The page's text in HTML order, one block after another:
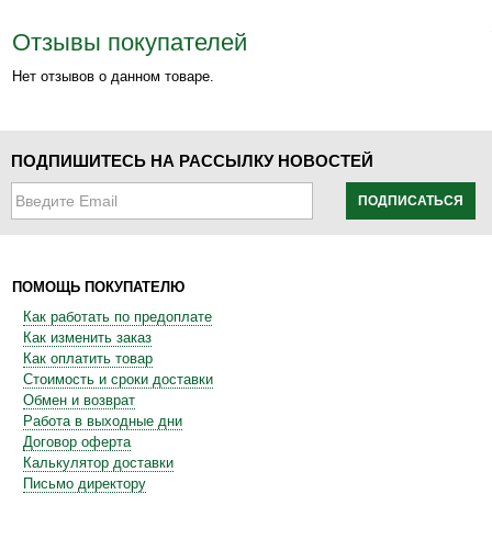
Отзывы покупателей
Нет отзывов о данном товаре.
ПОДПИШИТЕСЬ НА РАССЫЛКУ НОВОСТЕЙ
ПОДПИСАТЬСЯ
ПОМОЩЬ ПОКУПАТЕЛЮ
Как работать по предоплате
Как изменить заказ
Как оплатить товар
Стоимость и сроки доставки
Обмен и возврат
Работа в выходные дни
Договор оферта
Калькулятор доставки
Письмо директору